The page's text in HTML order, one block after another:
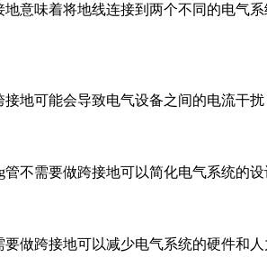
地意味着将地线连接到两个不同的电气
可能会导致电气设备之间的电流干扰
需要做跨接地可以简化电气系统的设
跨接地可以减少电气系统的硬件和人